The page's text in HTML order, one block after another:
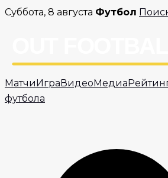
Перейти
Суббота, 8 августа Футбол
Матчи Игра Видео Медиа
футбола